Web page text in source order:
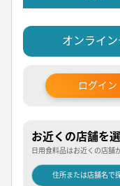
オンライ
ログイン
お近くの店舗を
日用食料品はお近くの店舗
住所または店舗名で